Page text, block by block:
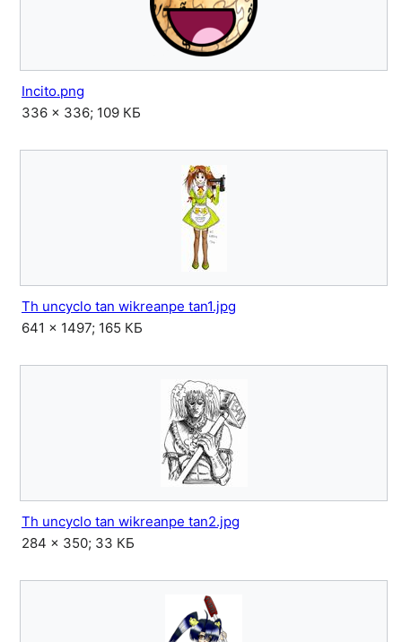
Incito.png
336 × 336; 109 КБ
Th uncyclo tan wikreanpe tan1.jpg
641 × 1497; 165 КБ
Th uncyclo tan wikreanpe tan2.jpg
284 × 350; 33 КБ